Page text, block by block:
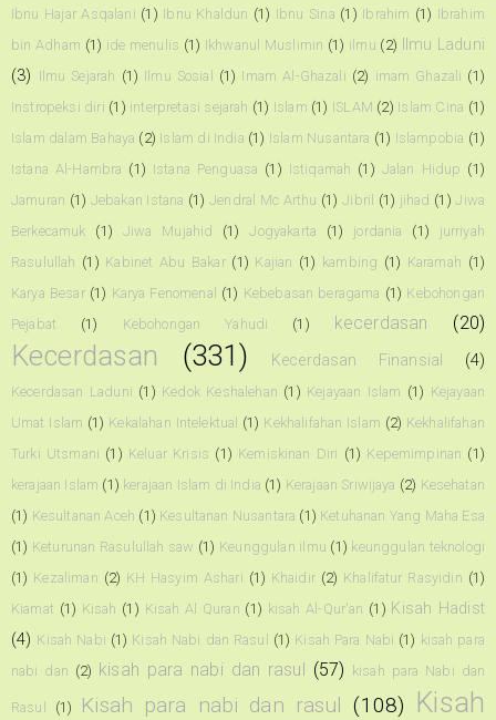
Ibnu Hajar Asqalani (1) Ibnu Khaldun (1) Ibnu Sina (1) Ibrahim (1) Ibrahim
bin Adham (1) ide menulis (1) Ikhwanul Muslimin (1) ilmu (2)
Ilmu Laduni
(3) Ilmu Sejarah (1) Ilmu Sosial (1) Imam Al-Ghazali (2) imam Ghazali (1)
Instropeksi diri (1) interpretasi sejarah (1) Islam (1) ISLAM (2) Islam Cina (1)
Islam dalam Bahaya (2) Islam di India (1) Islam Nusantara (1) Islampobia (1)
Istana Al-Hambra (1) Istana Penguasa (1) Istiqamah (1) Jalan Hidup (1)
Jamuran (1) Jebakan Istana (1) Jendral Mc Arthu (1) Jibril (1) jihad (1) Jiwa
Berkecamuk
(1) Jiwa Mujahid (1) Jogyakarta (1) jordania (1)
jurriyah
Rasulullah (1) Kabinet Abu Bakar (1) Kajian (1) kambing (1) Karamah (1)
Karya Besar (1) Karya Fenomenal (1) Kebebasan beragama (1) Kebohongan
Pejabat
(1) Kebohongan Yahudi (1) kecerdasan (20)
Kecerdasan (331) Kecerdasan Finansial (4)
Kecerdasan Laduni (1) Kedok Keshalehan (1) Kejayaan Islam (1) Kejayaan
Umat Islam (1) Kekalahan Intelektual (1) Kekhalifahan Islam (2) Kekhalifahan
Turki Utsmani (1) Keluar Krisis (1) Kemiskinan Diri (1) Kepemimpinan (1)
kerajaan Islam (1) kerajaan Islam di India (1) Kerajaan Sriwijaya (2) Kesehatan
(1) Kesultanan Aceh (1) Kesultanan Nusantara (1) Ketuhanan Yang Maha Esa
(1) Keturunan Rasulullah saw (1) Keunggulan ilmu (1) keunggulan teknologi
(1) Kezaliman (2) KH Hasyim Ashari (1) Khaidir (2) Khalifatur Rasyidin (1)
Kiamat (1) Kisah (1) Kisah Al Quran (1) kisah Al-Qur'an (1) Kisah Hadist
(4) Kisah Nabi (1) Kisah Nabi dan Rasul (1) Kisah Para Nabi (1) kisah para
nabi dan (2) kisah para nabi dan rasul (57) kisah para Nabi dan
Rasul (1) Kisah para nabi dan rasul (108) Kisah